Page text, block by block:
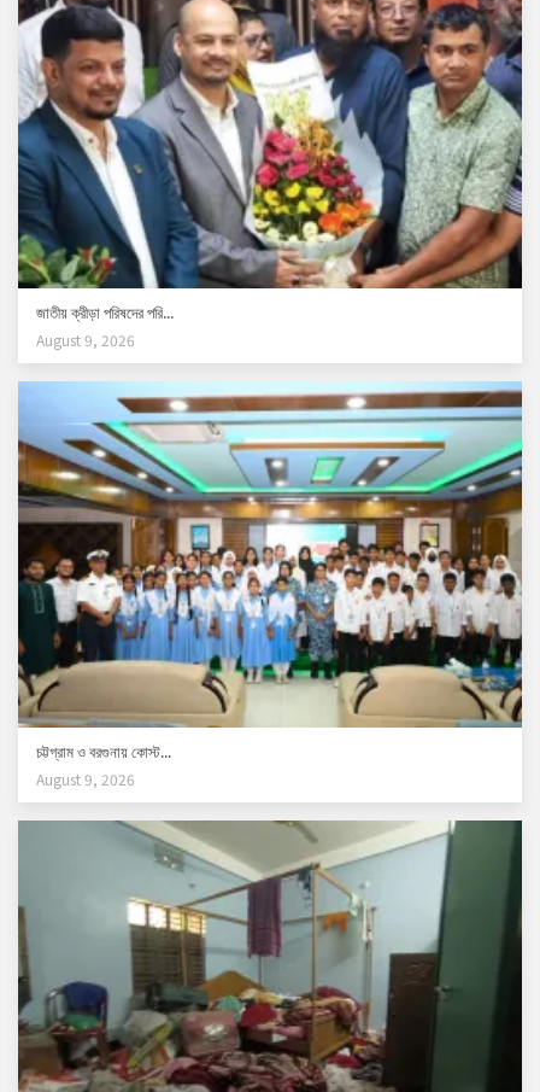
জাতীয় ক্রীড়া পরিষদের পরি...
August 9, 2026
চট্টগ্রাম ও বরগুনায় কোস্ট...
August 9, 2026